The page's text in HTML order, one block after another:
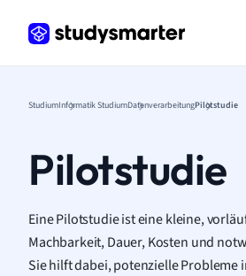
StudiumInformatik StudiumDatenverarbeitungPilotstudie
Pilotstudie
Eine Pilotstudie ist eine kleine,
Machbarkeit, Dauer, Kosten und
Sie hilft dabei, potenzielle